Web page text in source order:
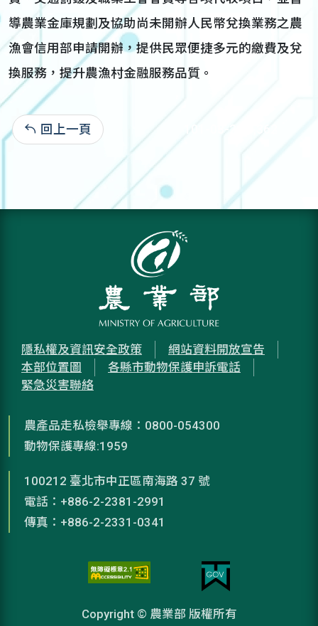
導農業金庫規劃及協助尚未開辦人民幣兌換業務之農
漁會信用部申請開辦，提供民眾便捷多元的繳費及兌
換服務，提升農漁村金融服務品質。
回上一頁 101-03-21:5,362
隱私權及資訊安全政策
網站資料開放宣告
本部位置圖
各縣市動物保護申訴電話
緊急災害聯絡
農產品走私檢舉專線：0800-054300
動物保護專線:1959
100212 臺北市中正區南海路 37 號
電話：+886-2-2381-2991
傳真：+886-2-2331-0341
Copyright © 農業部 版權所有